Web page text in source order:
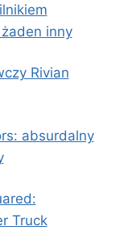
inny
Rivian
absurdalny
Truck